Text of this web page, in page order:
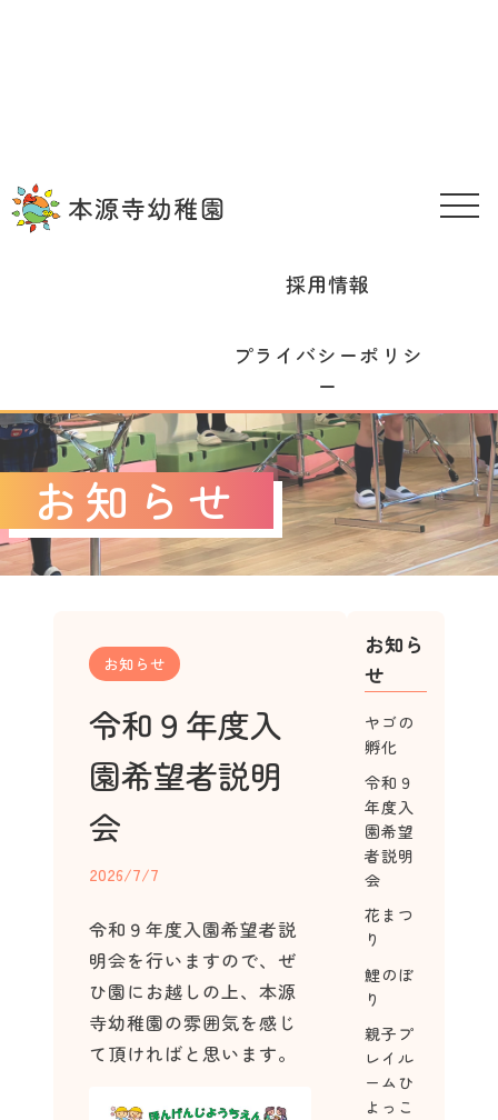
採用情報
プライバシーポリシ
ー
お知らせ
お知らせ
令和９年度入
園希望者説明
会
2026/7/7
令和９年度入園希望者説
明会を行いますので、ぜ
ひ園にお越しの上、本源
寺幼稚園の雰囲気を感じ
て頂ければと思います。
お知ら
せ
ヤゴの
孵化
令和９
年度入
園希望
者説明
会
花まつ
り
鯉のぼ
り
親子プ
レイル
ームひ
よっこ